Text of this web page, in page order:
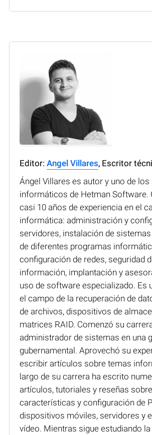
Editor: Angel Villares, Escritor
Ángel Villares es autor y uno de
informáticos de Hetman Software.
casi 10 años de experiencia en el
informática: administración y
servidores, instalación de
de diferentes programas
configuración de redes, seguridad
información, implantación y
uso de software especializado. Es
el campo de la recuperación de
de archivos, dispositivos de
matrices RAID. Comenzó su
administrador de sistemas en una
gubernamental. Aprovechó su
escribir artículos sobre temas
largo de su carrera ha escrito
artículos, tutoriales y reseñas
características y configuración de
dispositivos móviles, servidores y
vídeo. Mientras sigue estudiando